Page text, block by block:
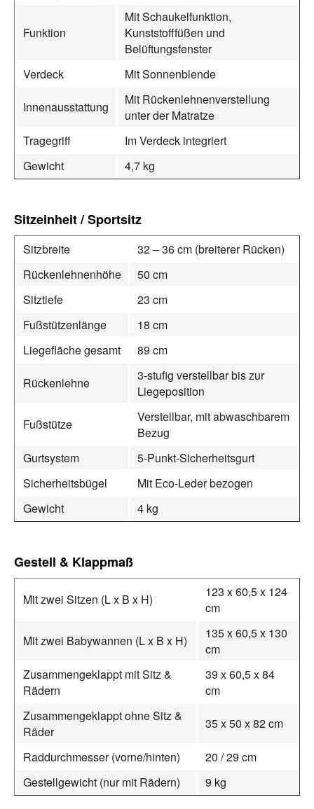
Funktion
Mit Schaukelfunktion,
Kunststofffüßen und
Belüftungsfenster
Verdeck
Mit Sonnenblende
Innenausstattung
Mit Rückenlehnenverstellung
unter der Matratze
Tragegriff
Im Verdeck integriert
Gewicht
4,7 kg
Sitzeinheit / Sportsitz
Sitzbreite
32 – 36 cm (breiterer Rücken)
Rückenlehnenhöhe
50 cm
Sitztiefe
23 cm
Fußstützenlänge
18 cm
Liegefläche gesamt
89 cm
Rückenlehne
3-stufig verstellbar bis zur
Liegeposition
Fußstütze
Verstellbar, mit abwaschbarem
Bezug
Gurtsystem
5-Punkt-Sicherheitsgurt
Sicherheitsbügel
Mit Eco-Leder bezogen
Gewicht
4 kg
Gestell & Klappmaß
Mit zwei Sitzen (L x B x H)
123 x 60,5 x 124
cm
Mit zwei Babywannen (L x B x H)
135 x 60,5 x 130
cm
Zusammengeklappt mit Sitz &
Rädern
39 x 60,5 x 84
cm
Zusammengeklappt ohne Sitz &
Räder
35 x 50 x 82 cm
Raddurchmesser (vorne/hinten)
20 / 29 cm
Gestellgewicht (nur mit Rädern)
9 kg